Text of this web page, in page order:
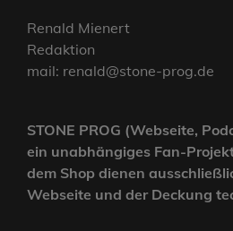
Renald Mienert
Redaktion
mail: renald@stone-prog.de
STONE PROG (Webseite,
ein unabhängiges Fan-
dem Shop dienen
Webseite und der Deckung